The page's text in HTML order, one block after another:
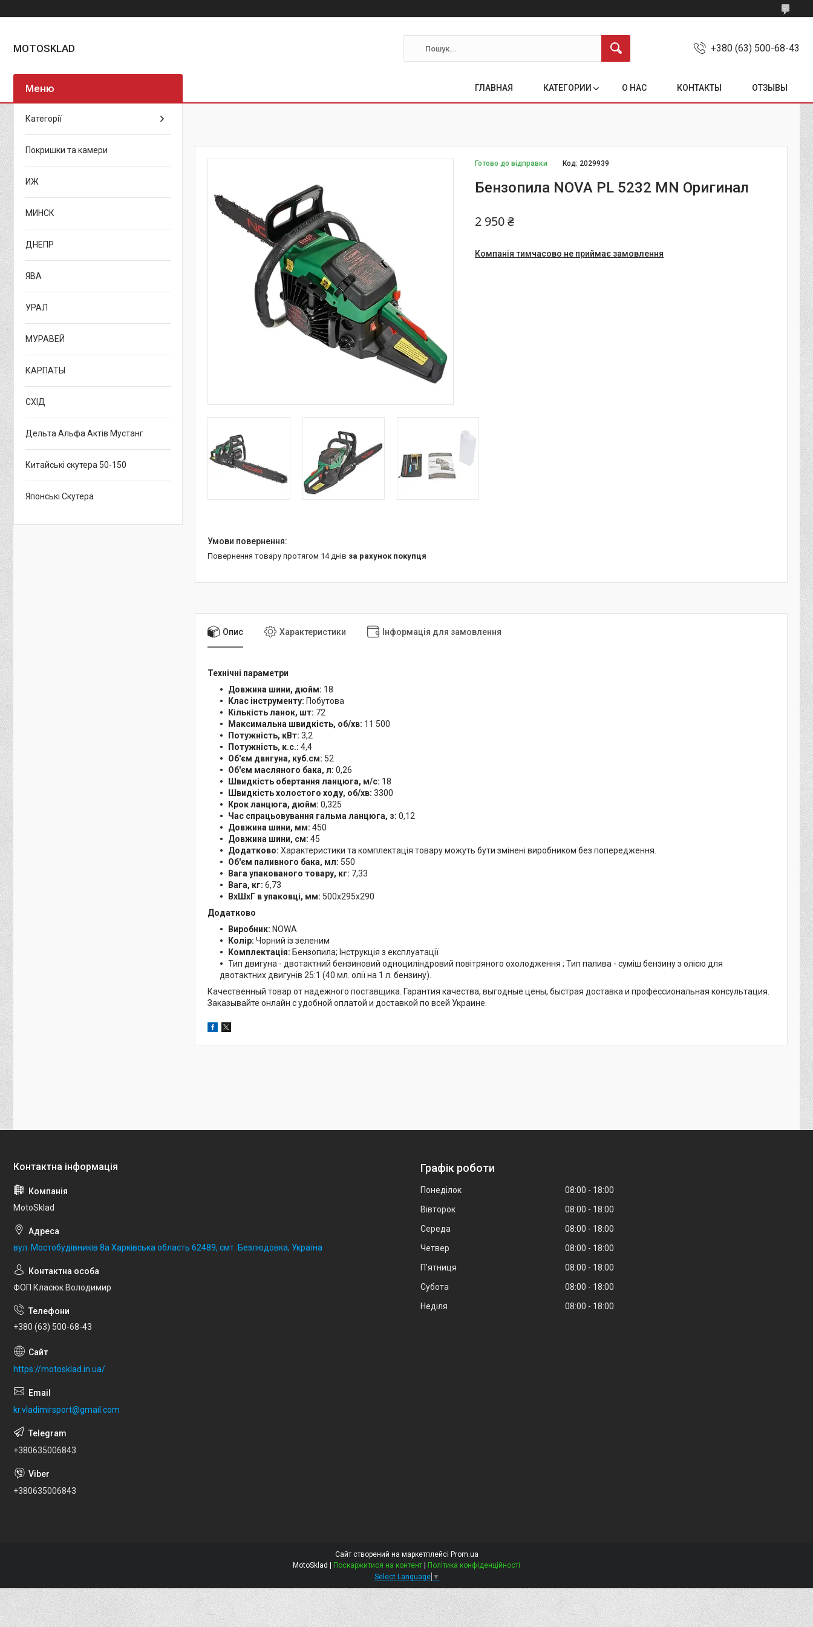
MOTOSKLAD +380 (63) 500-68-43
ГЛАВНАЯ КАТЕГОРИИ О НАС КОНТАКТЫ ОТЗЫВЫ
Готово до відправки Код: 2029939
Бензопила NOVA PL 5232 MN Оригинал
2 950 ₴
Компанія тимчасово не приймає замовлення
повернення товару протягом 14 днів за рахунок покупця
Опис Характеристики Інформація для замовлення
Технічні параметри
Довжина шини, дюйм: 18
Клас інструменту: Побутова
Кількість ланок, шт: 72
Максимальна швидкість, об/хв: 11 500
Потужність, кВт: 3,2
Потужність, к.с.: 4,4
Об'єм двигуна, куб.см: 52
Об'єм масляного бака, л: 0,26
Швидкість обертання ланцюга, м/с: 18
Швидкість холостого ходу, об/хв: 3300
Крок ланцюга, дюйм: 0,325
Час спрацьовування гальма ланцюга, з: 0,12
Довжина шини, мм: 450
Довжина шини, см: 45
Додатково: Характеристики та комплектація товару можуть бути змінені виробником без попередження.
Об'єм паливного бака, мл: 550
Вага упакованого товару, кг: 7,33
Вага, кг: 6,73
ВхШхГ в упаковці, мм: 500х295х290
Додатково
Виробник: NOWA
Колір: Чорний із зеленим
Комплектація: Бензопила; Інструкція з експлуатації
Тип двигуна - двотактний бензиновий одноциліндровий повітряного охолодження ; Тип палива - суміш бензину з олією для
двотактних двигунів 25:1 (40 мл. олії на 1 л. бензину).
Качественный товар от надежного поставщика. Гарантия качества, выгодные цены, быстрая доставка и профессиональная консультация.
Заказывайте онлайн с удобной оплатой и доставкой по всей Украине.
Категорії
Покришки та камери
ИЖ
МИНСК
ДНЕПР
ЯВА
УРАЛ
МУРАВЕЙ
КАРПАТЫ
СХІД
Дельта Альфа Актів Мустанг
Китайські скутера 50-150
Японські Скутера
MotoSklad
вул. Мостобудівників 8а Харківська область 62489, смт. Безлюдовка, Україна
ФОП Класюк Володимир
+380 (63) 500-68-43
https://motosklad.in.ua/
kr.vladimirsport@gmail.com
+380635006843
+380635006843
Графік роботи
Понеділок 08:00
18:00
Вівторок
08:00
18:00
Середа
08:00
18:00
Четвер
08:00
18:00
Пʼятниця
08:00
18:00
Субота
08:00
18:00
Неділя
08:00 18:00
Сайт створений на маркетплейсі Prom.ua
Поскаржитися на контент
Політика конфіденційності
Select Language ▼